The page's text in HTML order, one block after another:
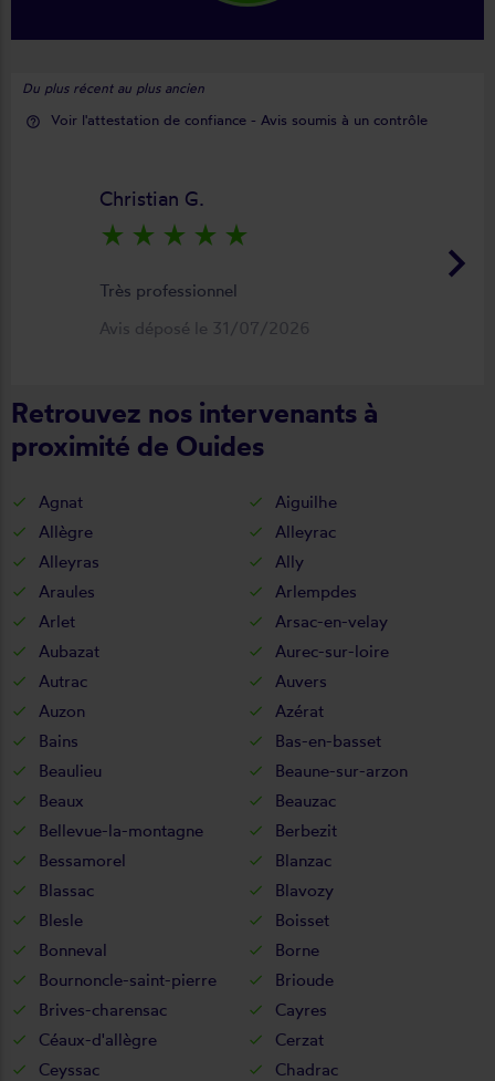
Du plus récent au plus ancien
help_outline Voir l'attestation de confiance - Avis soumis à un contrôle
keyboard_arrow_right
Christian G.
star_rate star_rate star_rate star_rate star_rate
Très professionnel
Avis déposé le 31/07/2026
Retrouvez nos intervenants à
proximité de Ouides
Agnat
Aiguilhe
Allègre
Alleyrac
Alleyras
Ally
Araules
Arlempdes
Arlet
Arsac-en-velay
Aubazat
Aurec-sur-loire
Autrac
Auvers
Auzon
Azérat
Bains
Bas-en-basset
Beaulieu
Beaune-sur-arzon
Beaux
Beauzac
Bellevue-la-montagne
Berbezit
Bessamorel
Blanzac
Blassac
Blavozy
Blesle
Boisset
Bonneval
Borne
Bournoncle-saint-pierre
Brioude
Brives-charensac
Cayres
Céaux-d'allègre
Cerzat
Ceyssac
Chadrac